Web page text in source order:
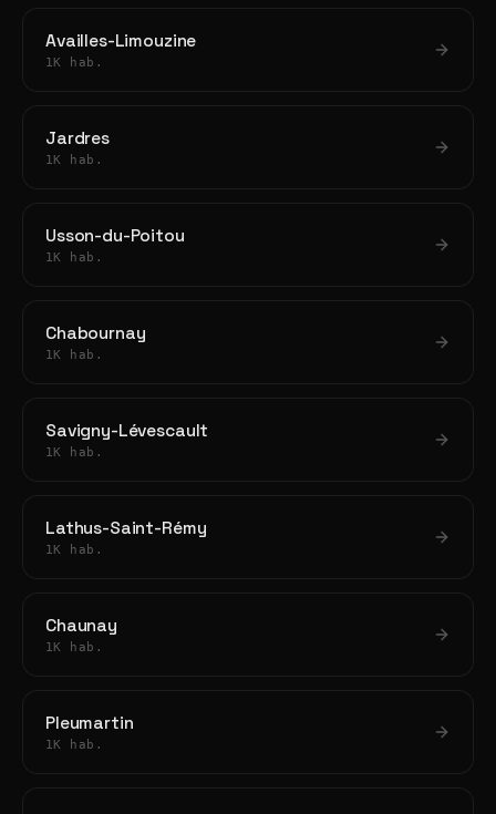
Availles-Limouzine
1K hab.
Jardres
1K hab.
Usson-du-Poitou
1K hab.
Chabournay
1K hab.
Savigny-Lévescault
1K hab.
Lathus-Saint-Rémy
1K hab.
Chaunay
1K hab.
Pleumartin
1K hab.